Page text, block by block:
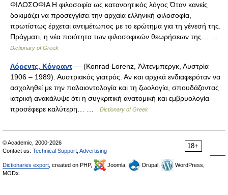
ΦΙΛΟΣΟΦΙΑ Η φιλοσοφία ως κατανοητικός λόγος Όταν κανείς
δοκιμάζει να προσεγγίσει την αρχαία ελληνική φιλοσοφία,
πρωτίστως έρχεται αντιμέτωπος με το ερώτημα για τη γένεσή της.
Πράγματι, η νέα ποιότητα των φιλοσοφικών θεωρήσεων της… …
Dictionary of Greek
Λόρεντς, Κόνραντ — (Konrad Lorenz, Άλτενμπεργκ, Αυστρία
1906 – 1989). Αυστριακός γιατρός. Αν και αρχικά ενδιαφερόταν να
ασχοληθεί με την παλαιοντολογία και τη ζωολογία, σπουδάζοντας
ιατρική ανακάλυψε ότι η συγκριτική ανατομική και εμβρυολογία
προσέφερε καλύτερη… …
Dictionary of Greek
18+
© Academic, 2000-2026
Contact us: Technical Support Advertising
Dictionaries export , created on PHP, Joomla, Drupal,
WordPress,
MODx.